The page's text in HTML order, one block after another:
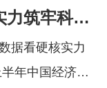
大国重器捷报频传！硬核实力筑牢科技强国根基
据看硬核实力
中国经济亮点